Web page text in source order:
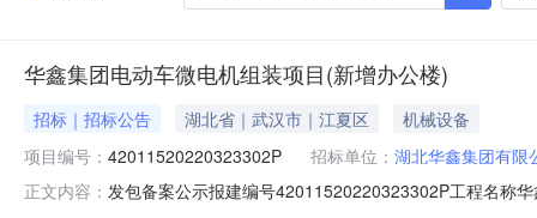
华鑫集团电动车微电机组装项目(新增办公楼)
招标｜招标公告 湖北省｜武汉市｜江夏区
机械设备
项目编号： 42011520220323302P 招标单位： 湖北华鑫集团有限
正文内容： 发包备案公示报建编号42011520220323302P工程名称